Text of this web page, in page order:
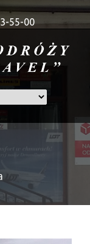
55-00